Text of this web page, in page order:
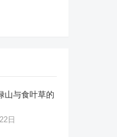
山与食叶草的
日